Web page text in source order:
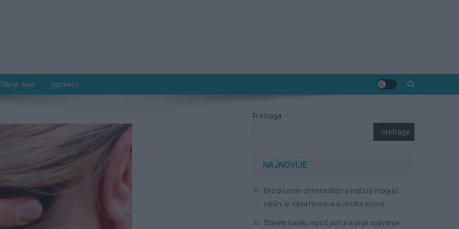
Slana Jela Ispovesti
Pretraga
Pretraga
NAJNOVIJE
0va pita me uznenadila na najbolji mogući
način, iz vana hrskava a unutra sočna…
Stavite kašiku ispod jastuka prije spavanja: